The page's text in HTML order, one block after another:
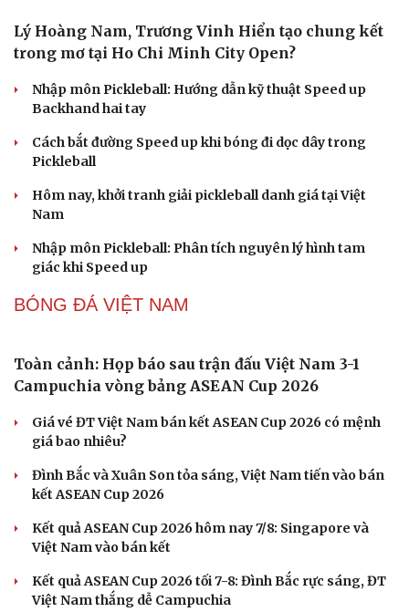
trong mơ tại Ho Chi Minh City Open?
Backhand hai tay
Pickleball
Hôm nay, khởi tranh giải pickleball danh giá tại Việt
Nhập môn Pickleball: Phân tích nguyên lý hình tam
giác khi Speed up
BÓNG ĐÁ VIỆT NAM